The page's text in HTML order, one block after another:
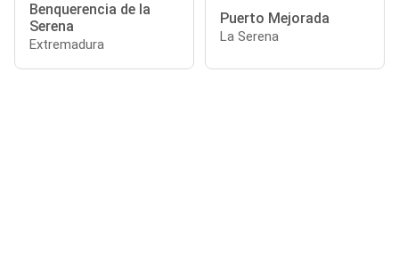
Benquerencia de la
Serena
Extremadura
Puerto Mejorada
La Serena